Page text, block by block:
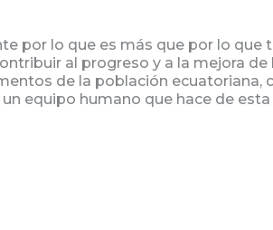
por lo que es más que por lo que
al progreso y a la mejora de
de la población ecuatoriana,
equipo humano que hace de